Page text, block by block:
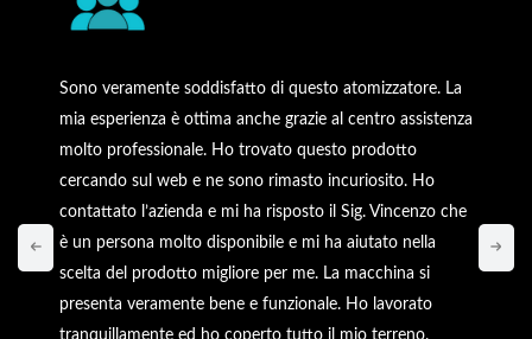
Sono veramente soddisfatto di questo atomizzatore. La
mia esperienza è ottima anche grazie al centro assistenza
molto professionale. Ho trovato questo prodotto
cercando sul web e ne sono rimasto incuriosito. Ho
contattato l’azienda e mi ha risposto il Sig. Vincenzo che
è un persona molto disponibile e mi ha aiutato nella
scelta del prodotto migliore per me. La macchina si
presenta veramente bene e funzionale. Ho lavorato
tranquillamente ed ho coperto tutto il mio terreno.